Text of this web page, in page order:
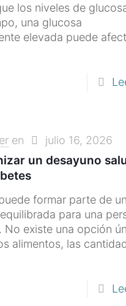
los niveles de
una glucosa
elevada puede
en julio 16, 2026
un desayuno
formar parte de
para una
No existe una opción
alimentos, las